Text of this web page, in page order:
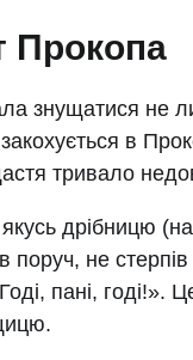
Прокопа
знущатися
в
тривало
дрібницю
поруч, не
пані, годі!».